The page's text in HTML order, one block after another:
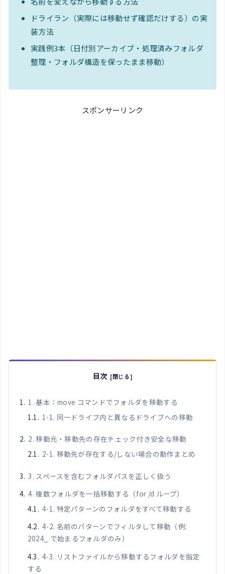
ドライラン（実際には移動せず確認だけする）の実
装方法
実践例3本（日付別アーカイブ・処理済みフォルダ
整理・フォルダ構造を保ったまま移動）
スポンサーリンク
目次
1. 基本：move コマンドでフォルダを移動する
1-1. 同一ドライブ内と異なるドライブへの移動
2. 移動元・移動先の存在チェック付き安全な移動
2-1. 移動先が存在する/しない場合の動作まとめ
3. スペースを含むフォルダパスを正しく扱う
4. 複数フォルダを一括移動する（for /d ループ）
4-1. 特定パターンのフォルダをすべて移動する
4-2. 名前のパターンでフィルタして移動（例:
2024_ で始まるフォルダのみ）
4-3. リストファイルから移動するフォルダを指定
する